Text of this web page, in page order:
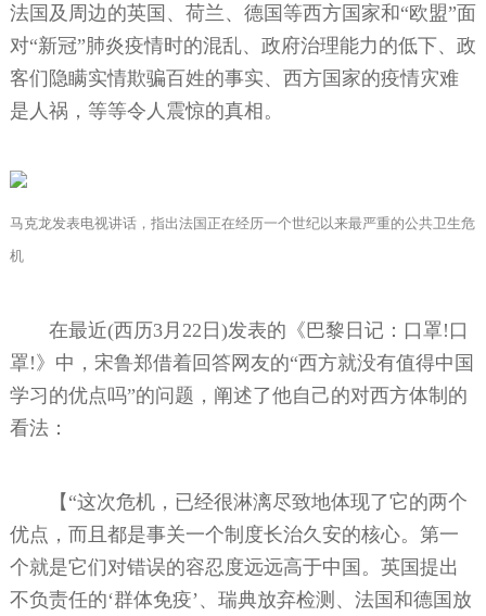
法国及周边的英国、荷兰、德国等西方国家和“欧盟”面
对“新冠”肺炎疫情时的混乱、政府治理能力的低下、政
客们隐瞒实情欺骗百姓的事实、西方国家的疫情灾难
是人祸，等等令人震惊的真相。
马克龙发表电视讲话，指出法国正在经历一个世纪以来最严重的公共卫生危
机
在最近(西历3月22日)发表的《巴黎日记：口罩!口
罩!》中，宋鲁郑借着回答网友的“西方就没有值得中国
学习的优点吗”的问题，阐述了他自己的对西方体制的
看法：
【“这次危机，已经很淋漓尽致地体现了它的两个
优点，而且都是事关一个制度长治久安的核心。第一
个就是它们对错误的容忍度远远高于中国。英国提出
不负责任的‘群体免疫’、瑞典放弃检测、法国和德国放